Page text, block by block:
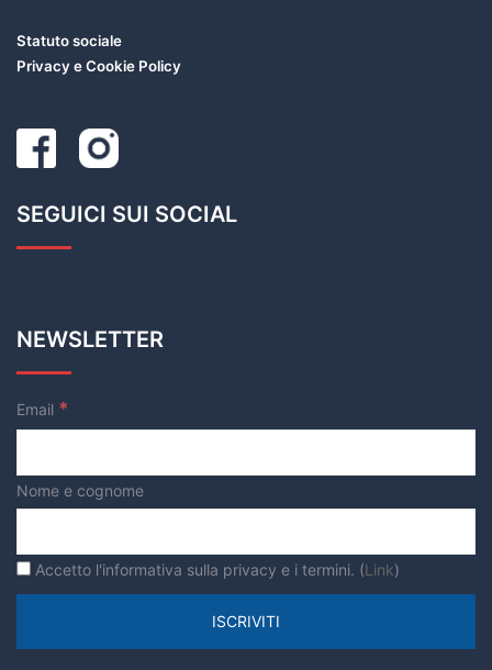
Statuto sociale
Privacy e Cookie Policy
SEGUICI SUI SOCIAL
NEWSLETTER
Email *
Nome e cognome
Accetto l'informativa sulla privacy e i termini. (Link)